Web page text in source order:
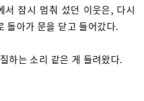
잠시 멈춰 섰던 이웃은, 다시
돌아가 문을 닫고 들어갔다.
하는 소리 같은 게 들려왔다.